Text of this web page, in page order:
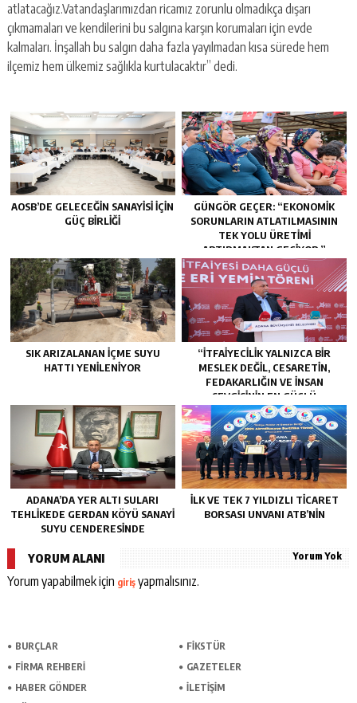
atlatacağız.Vatandaşlarımızdan ricamız zorunlu olmadıkça dışarı
çıkmamaları ve kendilerini bu salgına karşın korumaları için evde
kalmaları. İnşallah bu salgın daha fazla yayılmadan kısa sürede hem
ilçemiz hem ülkemiz sağlıkla kurtulacaktır” dedi.
AOSB’DE GELECEĞIN SANAYISI İÇIN
GÜÇ BIRLIĞI
GÜNGÖR GEÇER: “EKONOMIK
SORUNLARIN ATLATILMASININ
TEK YOLU ÜRETIMI
ARTIRMAKTAN GEÇIYOR.”
SIK ARIZALANAN IÇME SUYU
HATTI YENILENIYOR
“İTFAIYECILIK YALNIZCA BIR
MESLEK DEĞIL, CESARETIN,
FEDAKARLIĞIN VE INSAN
SEVGISININ EN GÜÇLÜ
TEMSILIDIR.”
ADANA’DA YER ALTI SULARI
TEHLİKEDE GERDAN KÖYÜ SANAYİ
SUYU CENDERESİNDE
İLK VE TEK 7 YILDIZLI TİCARET
BORSASI UNVANI ATB’NİN
YORUM ALANI Yorum Yok
Yorum yapabilmek için girişyapmalısınız.
BURÇLAR
FİKSTÜR
FİRMA REHBERİ
GAZETELER
HABER GÖNDER
İLETİŞİM